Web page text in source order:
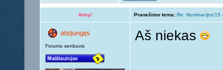
Anny! Pranešimo tema: Re: Nominacijos'15
Forumo senbuvis
Aš niekas